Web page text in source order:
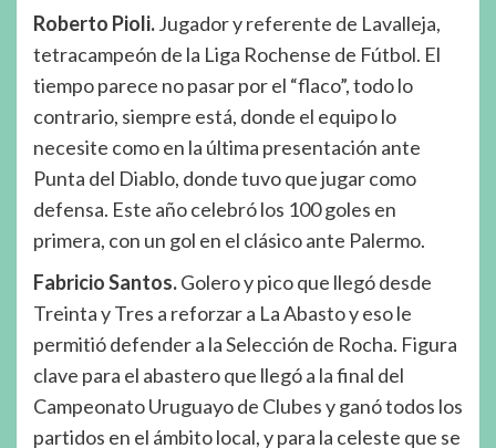
Roberto Pioli.Jugador y referente de Lavalleja,
tetracampeón de la Liga Rochense de Fútbol. El
tiempo parece no pasar por el “flaco”, todo lo
contrario, siempre está, donde el equipo lo
necesite como en la última presentación ante
Punta del Diablo, donde tuvo que jugar como
defensa. Este año celebró los 100 goles en
primera, con un gol en el clásico ante Palermo.
Fabricio Santos.Golero y pico que llegó desde
Treinta y Tres a reforzar a La Abasto y eso le
permitió defender a la Selección de Rocha. Figura
clave para el abastero que llegó a la final del
Campeonato Uruguayo de Clubes y ganó todos los
partidos en el ámbito local, y para la celeste que se